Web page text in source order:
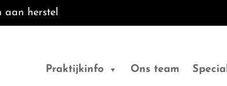
aan herstel
Praktijkinfo Ons team